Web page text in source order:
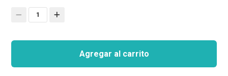
1
Agregar al carrito